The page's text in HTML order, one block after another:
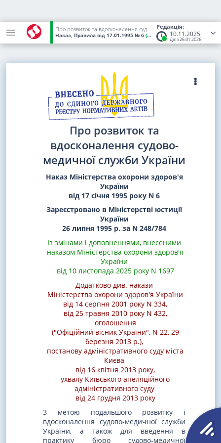
Редакція:
10.11.2025
Діє з 26.01.2026
Про розвиток та вдосконалення судово-медичної служби України
Наказ, Правила від 17.01.1995 № 6 (Статус: Чинний)
Про розвиток та
вдосконалення судово-
медичної служби України
Наказ Міністерства охорони здоров'я
України
від 17 січня 1995 року N 6
Зареєстровано в Міністерстві юстиції
України
26 липня 1995 р. за N 248/784
Із змінами і доповненнями, внесеними
наказом Міністерства охорони здоров'я
України
від 10 листопада 2025 року N 1697
Додатково див. накази
Міністерства охорони здоров'я України
від 14 серпня 2001 року N 334,
від 25 травня 2010 року N 432,
оголошення
("Офіційний вісник України", N 22, 29
березня 2013 р.),
постанову адміністративного суду міста
Києва
від 16 квітня 2013 року,
ухвалу Київського апеляційного
адміністративного суду
від 24 грудня 2013 року
З метою подальшого розвитку і
вдосконалення судово-медичної служби
України, а також для введення в
практику бюро судово-медичної